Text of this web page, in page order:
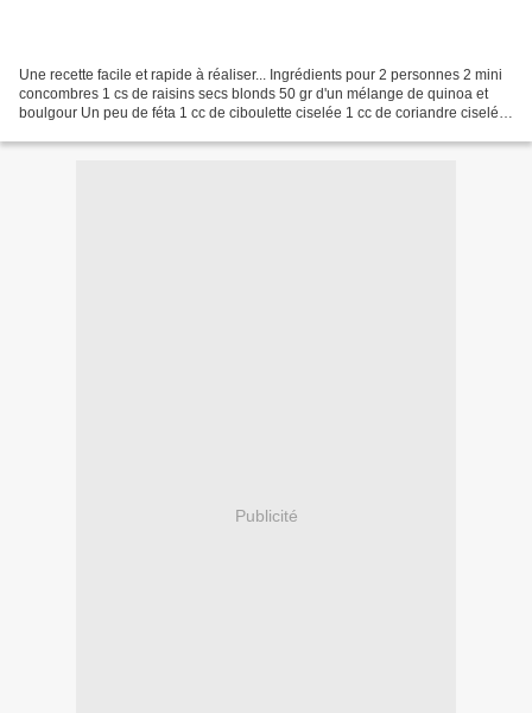
Une recette facile et rapide à réaliser... Ingrédients pour 2 personnes 2 mini
concombres 1 cs de raisins secs blonds 50 gr d'un mélange de quinoa et
boulgour Un peu de féta 1 cc de ciboulette ciselée 1 cc de coriandre ciselé 2
Publicité